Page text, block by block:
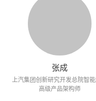
张成
上汽集团创新研究开发总院智
高级产品架构师